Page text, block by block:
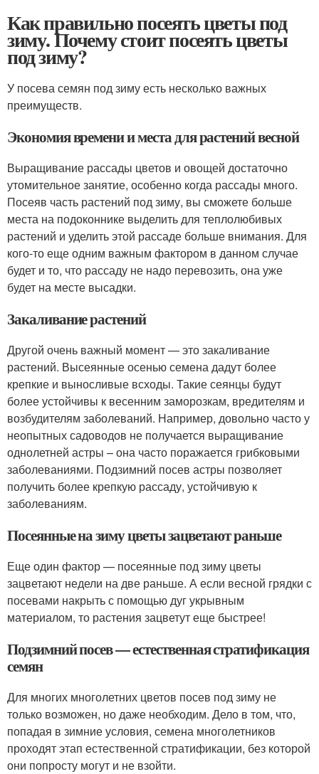
Как правильно посеять цветы под
зиму. Почему стоит посеять цветы
под зиму?
У посева семян под зиму есть несколько важных
преимуществ.
Экономия времени и места для растений весной
Выращивание рассады цветов и овощей достаточно
утомительное занятие, особенно когда рассады много.
Посеяв часть растений под зиму, вы сможете больше
места на подоконнике выделить для теплолюбивых
растений и уделить этой рассаде больше внимания. Для
кого-то еще одним важным фактором в данном случае
будет и то, что рассаду не надо перевозить, она уже
будет на месте высадки.
Закаливание растений
Другой очень важный момент — это закаливание
растений. Высеянные осенью семена дадут более
крепкие и выносливые всходы. Такие сеянцы будут
более устойчивы к весенним заморозкам, вредителям и
возбудителям заболеваний. Например, довольно часто у
неопытных садоводов не получается выращивание
однолетней астры – она часто поражается грибковыми
заболеваниями. Подзимний посев астры позволяет
получить более крепкую рассаду, устойчивую к
заболеваниям.
Посеянные на зиму цветы зацветают раньше
Еще один фактор — посеянные под зиму цветы
зацветают недели на две раньше. А если весной грядки с
посевами накрыть с помощью дуг укрывным
материалом, то растения зацветут еще быстрее!
Подзимний посев — естественная стратификация
семян
Для многих многолетних цветов посев под зиму не
только возможен, но даже необходим. Дело в том, что,
попадая в зимние условия, семена многолетников
проходят этап естественной стратификации, без которой
они попросту могут и не взойти.